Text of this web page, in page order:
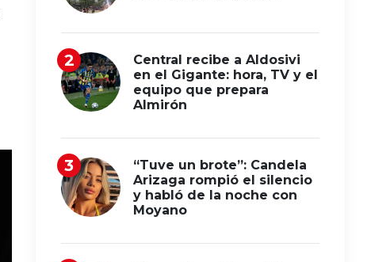
Central recibe a Aldosivi
en el Gigante: hora, TV y el
equipo que prepara
Almirón
“Tuve un brote”: Candela
Arizaga rompió el silencio
y habló de la noche con
Moyano